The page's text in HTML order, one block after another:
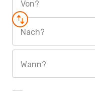
Von?
Nach?
Wann?